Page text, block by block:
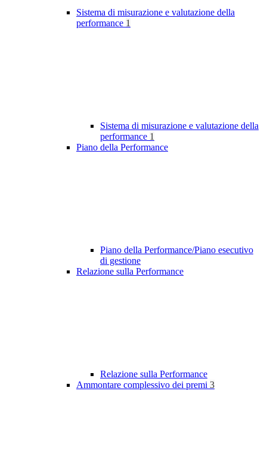
Sistema di misurazione e valutazione della
performance 1
Sistema di misurazione e valutazione della
performance 1
Piano della Performance
Piano della Performance/Piano esecutivo
di gestione
Relazione sulla Performance
Relazione sulla Performance
Ammontare complessivo dei premi 3